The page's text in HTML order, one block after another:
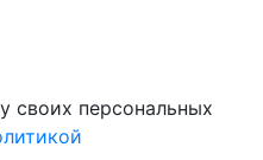
своих персональных